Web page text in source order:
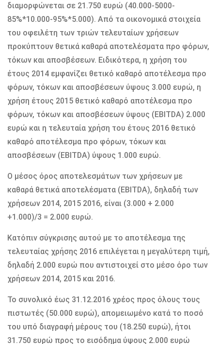
διαμορφώνεται σε 21.750 ευρώ (40.000-5000-
85%*10.000-95%*5.000). Από τα οικονομικά στοιχεία
του οφειλέτη των τριών τελευταίων χρήσεων
προκύπτουν θετικά καθαρά αποτελέσματα προ φόρων,
τόκων και αποσβέσεων. Ειδικότερα, η χρήση του
έτους 2014 εμφανίζει θετικό καθαρό αποτέλεσμα προ
φόρων, τόκων και αποσβέσεων ύψους 3.000 ευρώ, η
χρήση έτους 2015 θετικό καθαρό αποτέλεσμα προ
φόρων, τόκων και αποσβέσεων ύψους (EBITDA) 2.000
ευρώ και η τελευταία χρήση του έτους 2016 θετικό
καθαρό αποτέλεσμα προ φόρων, τόκων και
αποσβέσεων (EBITDA) ύψους 1.000 ευρώ.
Ο μέσος όρος αποτελεσμάτων των χρήσεων με
καθαρά θετικά αποτελέσματα (EBITDA), δηλαδή των
χρήσεων 2014, 2015 2016, είναι (3.000 + 2.000
+1.000)/3 = 2.000 ευρώ.
Κατόπιν σύγκρισης αυτού με το αποτέλεσμα της
τελευταίας χρήσης 2016 επιλέγεται η μεγαλύτερη τιμή,
δηλαδή 2.000 ευρώ που αντιστοιχεί στο μέσο όρο των
χρήσεων 2014, 2015 και 2016.
Το συνολικό έως 31.12.2016 χρέος προς όλους τους
πιστωτές (50.000 ευρώ), απομειωμένο κατά το ποσό
του υπό διαγραφή μέρους του (18.250 ευρώ), ήτοι
31.750 ευρώ προς το εισόδημα ύψους 2.000 ευρώ